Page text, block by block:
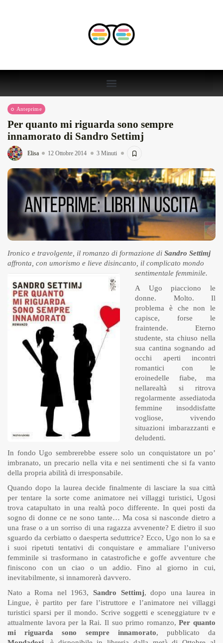
Anteprime
Per quanto mi riguarda sono sempre
innamorato di Sandro Settimj
Elisa 12 Ottobre 2014 3 Minuti
Ironico e travolgente, il romanzo di formazione di Sandro Settimj
affronta, con umorismo e lieve disincanto, il complicato mondo
sentimentale femminile.
A Ugo piacciono le
donne. Molto. Il
problema è che non le
capisce, forse le
fraintende. Eterno
studente, sta chiuso nella
sua cantina sognando ad
occhi aperti incontri
romantici con le
eroinedelle fiabe, ma
nellarealtà si ritrova
regolarmente assediatoda
femmine insoddisfatte
vogliose, vivendo
situazioni imbarazzanti e
deludenti.
In fondo Ugo sembrerebbe essere solo un conquistatore un po’
imbranato, un precario nella vita e nei sentimenti che si fa vanto
della propria abilità di irresponsabile.
Quando dopo la laurea decide finalmente di lasciare la sua città
per tentare la sorte come animatore nei villaggi turistici, Ugosi
trova catapultato in una realtà poco differente. In quei posti da
sogno di donne ce ne sono tante… Ma cosa si nasconde dietro a
una frase o a un sorriso di una ragazza avvenente? E dietro il suo
sguardo da cerbiatto o daesperta seduttrice? Ecco, Ugo non lo sa e
i suoi ripetuti tentativi di conquistare e ammaliare l’universo
femminile si trasformano in catastrofiche e goffe avventure che
finiscono con un ciao o un addio. Fino al giorno in cui,
inevitabilmente, si innamorerà davvero.
Nato a Roma nel 1963, Sandro Settimj, dopo una laurea in
Lingue, è partito per fare l’istruttore e l’animatore nei villaggi
turistici sparsi per il mondo. Scrive soggetti e sceneggiature tv e
attualmente lavora per la Rai. Il suo primo romanzo,Per quanto
mi riguarda sono sempre innamorato, pubblicato da